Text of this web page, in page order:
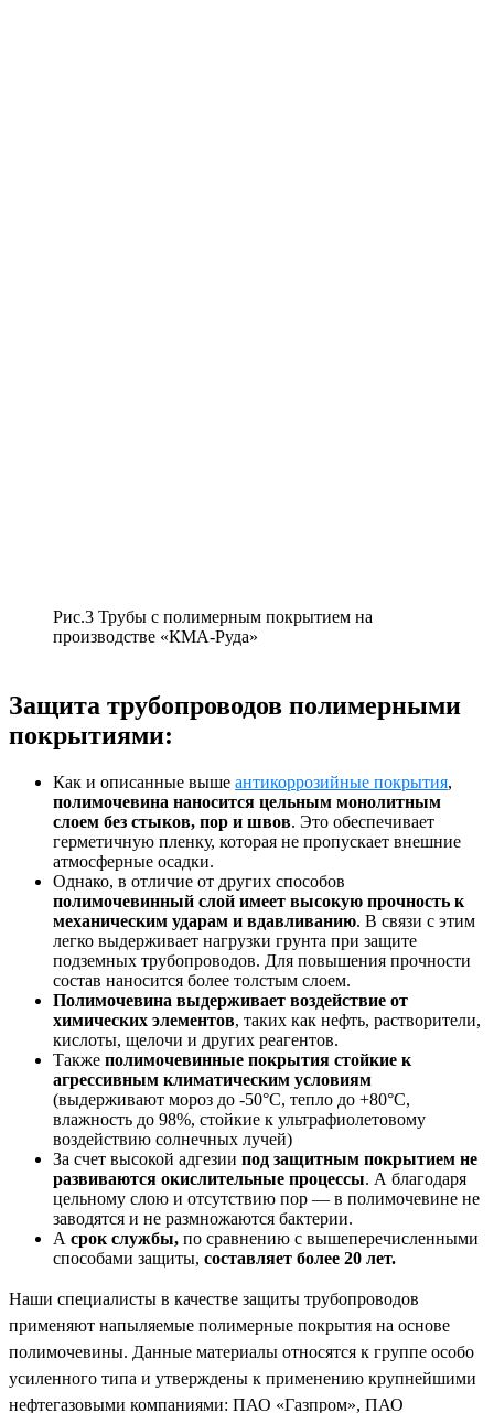
Рис.3 Трубы с полимерным покрытием на
производстве «КМА-Руда»
Защита трубопроводов полимерными
покрытиями:
Как и описанные выше антикоррозийные покрытия
полимочевина наносится цельным монолитным
слоем без стыков, пор и швов. Это обеспечивает
герметичную пленку, которая не пропускает внешние
атмосферные осадки.
полимочевинный слой имеет высокую прочность к
механическим ударам и вдавливанию. В связи с этим
легко выдерживает нагрузки грунта при защите
подземных трубопроводов. Для повышения прочности
состав наносится более толстым слоем.
Полимочевина выдерживает воздействие от
химических элементов, таких как нефть, растворители,
кислоты, щелочи и других реагентов.
Также полимочевинные покрытия стойкие к
агрессивным климатическим условиям
(выдерживают мороз до -50°C, тепло до +80°C,
влажность до 98%, стойкие к ультрафиолетовому
воздействию солнечных лучей)
За счет высокой адгезии под защитным покрытием не
развиваются окислительные процессы. А благодаря
цельному слою и отсутствию пор — в полимочевине не
заводятся и не размножаются бактерии.
А срок службы, по сравнению с вышеперечисленными
способами защиты, составляет более 20 лет.
Наши специалисты в качестве защиты трубопроводов
применяют напыляемые полимерные покрытия на основе
полимочевины. Данные материалы относятся к группе особо
усиленного типа и утверждены к применению крупнейшими
нефтегазовыми компаниями: ПАО «Газпром», ПАО